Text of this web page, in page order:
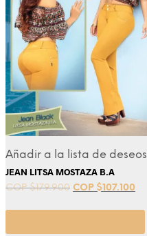
Añadir a la lista de deseos
JEAN LITSA MOSTAZA B.A
COP $179.900 COP $107.100